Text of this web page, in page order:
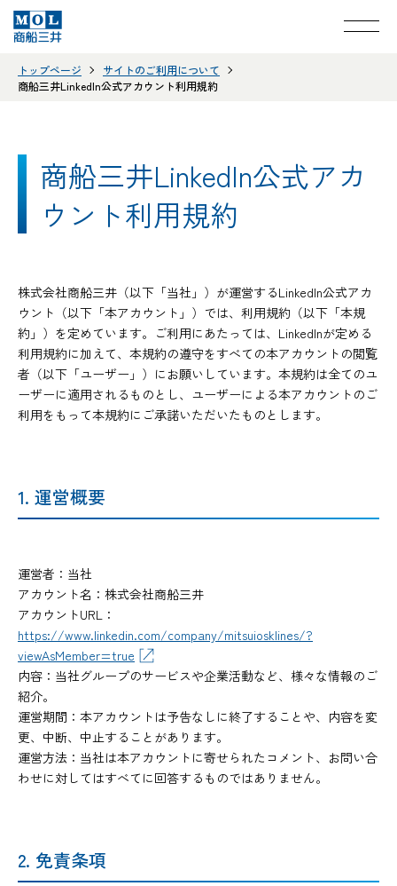
トップページ
サイトのご利用について
商船三井LinkedIn公式アカウント利用規約
商船三井LinkedIn公式アカ
ウント利用規約
株式会社商船三井（以下「当社」）が運営するLinkedIn公式アカ
ウント（以下「本アカウント」）では、利用規約（以下「本規
約」）を定めています。ご利用にあたっては、LinkedInが定める
利用規約に加えて、本規約の遵守をすべての本アカウントの閲覧
者（以下「ユーザー」）にお願いしています。本規約は全てのユ
ーザーに適用されるものとし、ユーザーによる本アカウントのご
利用をもって本規約にご承諾いただいたものとします。
1. 運営概要
運営者：当社
アカウント名：株式会社商船三井
アカウントURL：
https://www.linkedin.com/company/mitsuiosklines/?
viewAsMember=true
内容：当社グループのサービスや企業活動など、様々な情報のご
紹介。
運営期間：本アカウントは予告なしに終了することや、内容を変
更、中断、中止することがあります。
運営方法：当社は本アカウントに寄せられたコメント、お問い合
わせに対してはすべてに回答するものではありません。
2. 免責条項